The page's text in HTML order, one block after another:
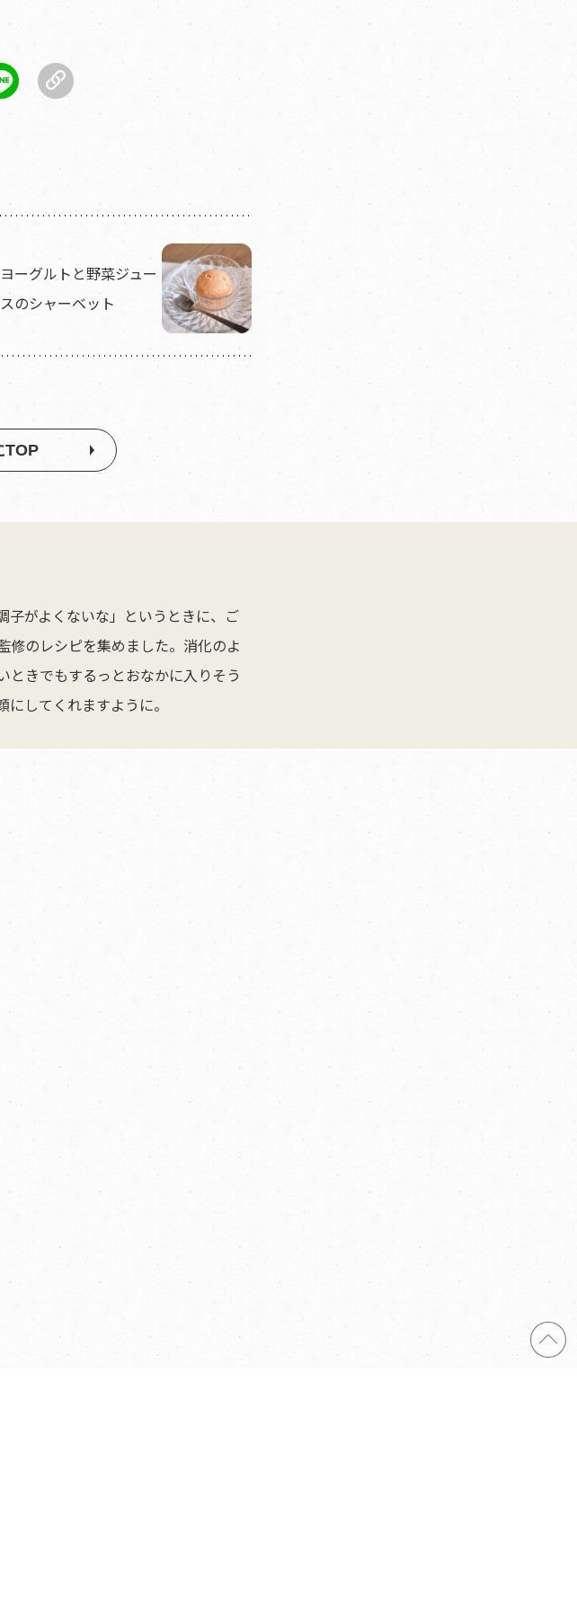
ヨーグルトと野菜ジュー
スのシャーベット
TOP
子がよくないな」というときに、ご
修のレシピを集めました。消化のよ
ときでもするっとおなかに入りそう
してくれますように。